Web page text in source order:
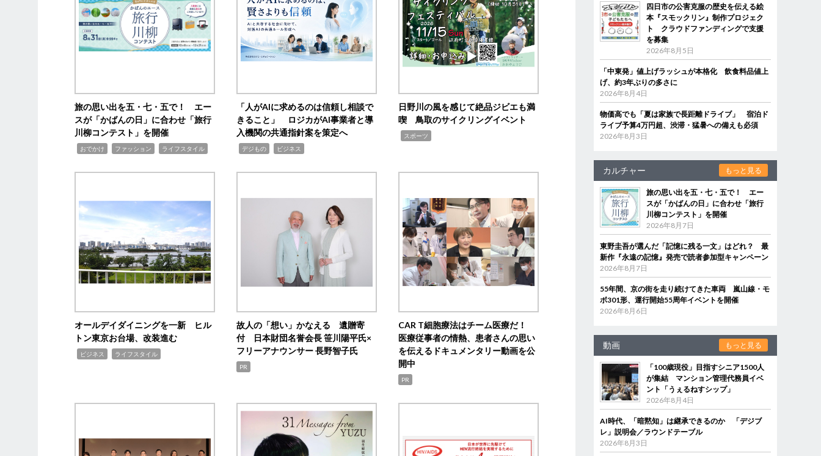
旅の思い出を五・七・五で！ エー
スが「かばんの日」に合わせ「旅行
川柳コンテスト」を開催
おでかけ ファッション ライフスタイル
「人がAIに求めるのは信頼し相談で
きること」 ロジカがAI事業者と導
入機関の共通指針案を策定へ
デジもの ビジネス
日野川の風を感じて絶品ジビエも満
喫 鳥取のサイクリングイベント
スポーツ
オールデイダイニングを一新 ヒル
トン東京お台場、改装進む
ビジネス ライフスタイル
故人の「想い」かなえる 遺贈寄
付 日本財団名誉会長 笹川陽平氏×
フリーアナウンサー 長野智子氏
PR
CAR T細胞療法はチーム医療だ！
医療従事者の情熱、患者さんの思い
を伝えるドキュメンタリー動画を公
開中
PR
四日市の公害克服の歴史を伝える絵
本『スモックリン』制作プロジェク
ト クラウドファンディングで支援
を募集
2026年8月5日
「中東発」値上げラッシュが本格化 飲食料品値上
げ、約3年ぶりの多さに
2026年8月4日
物価高でも「夏は家族で長距離ドライブ」 宿泊ド
ライブ予算4万円超、渋滞・猛暑への備えも必須
2026年8月3日
カルチャー もっと見る
旅の思い出を五・七・五で！ エー
スが「かばんの日」に合わせ「旅行
川柳コンテスト」を開催
2026年8月7日
東野圭吾が選んだ「記憶に残る一文」はどれ？ 最
新作『永遠の記憶』発売で読者参加型キャンペーン
2026年8月7日
55年間、京の街を走り続けてきた車両 嵐山線・モ
ボ301形、運行開始55周年イベントを開催
2026年8月6日
動画 もっと見る
「100歳現役」目指すシニア1500人
が集結 マンション管理代務員イベ
ント「うぇるねすシップ」
2026年8月4日
AI時代、「暗黙知」は継承できるのか 「デジブ
レ」説明会／ラウンドテーブル
2026年8月3日